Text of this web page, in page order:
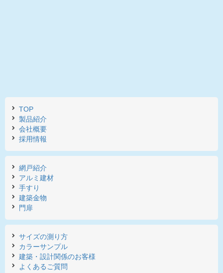
TOP
製品紹介
会社概要
採用情報
網戸紹介
アルミ建材
手すり
建築金物
門扉
サイズの測り方
カラーサンプル
建築・設計関係のお客様
よくあるご質問